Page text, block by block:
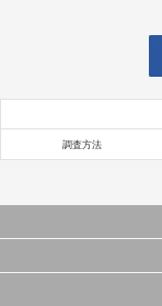
調査方法
当サイトで公開されている情
これらの情報を権利者の許可
当サイトに掲載している内容